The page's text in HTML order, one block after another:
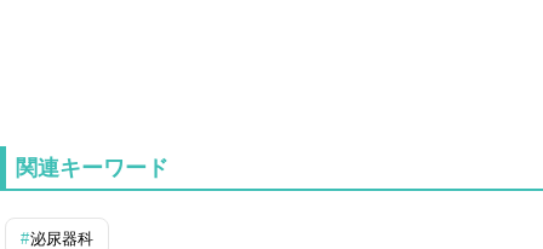
関連キーワード
泌尿器科